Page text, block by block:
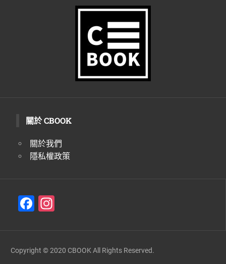
關於 CBOOK
關於我們
隱私權政策
F
e
gr
Copyright © 2020 CBOOK All Rights Reserved.